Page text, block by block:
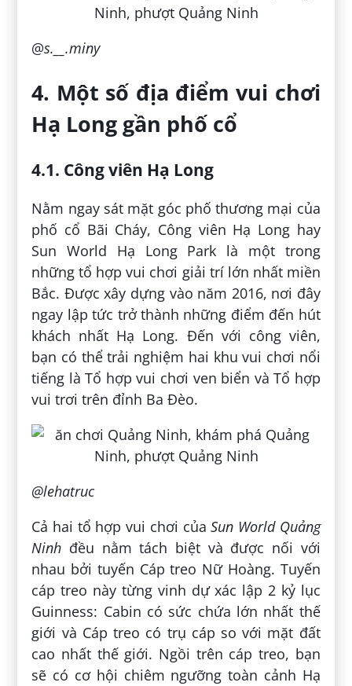
@s.__.miny
4. Một số địa điểm vui chơi
Hạ Long gần phố cổ
4.1. Công viên Hạ Long
Nằm ngay sát mặt góc phố thương mại của
phố cổ Bãi Cháy, Công viên Hạ Long hay
Sun World Hạ Long Park là một trong
những tổ hợp vui chơi giải trí lớn nhất miền
Bắc. Được xây dựng vào năm 2016, nơi đây
ngay lập tức trở thành những điểm đến hút
khách nhất Hạ Long. Đến với công viên,
bạn có thể trải nghiệm hai khu vui chơi nổi
tiếng là Tổ hợp vui chơi ven biển và Tổ hợp
vui trơi trên đỉnh Ba Đèo.
@lehatruc
Cả hai tổ hợp vui chơi củaSun World Quảng
Ninh đều nằm tách biệt và được nối với
nhau bởi tuyến Cáp treo Nữ Hoàng. Tuyến
cáp treo này từng vinh dự xác lập 2 kỷ lục
Guinness: Cabin có sức chứa lớn nhất thế
giới và Cáp treo có trụ cáp so với mặt đất
cao nhất thế giới. Ngồi trên cáp treo, bạn
sẽ có cơ hội chiêm ngưỡng toàn cảnh Hạ